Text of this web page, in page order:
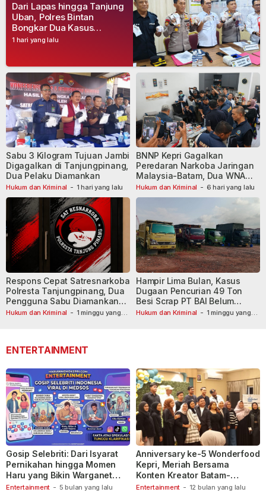
1 hari yang lalu
Dari Lapas hingga Tanjung
Uban, Polres Bintan
Bongkar Dua Kasus
Narkoba, Empat Tersangka
Hukum dan Kriminal - 1 hari yang lalu
Sabu 3 Kilogram Tujuan Jambi
Digagalkan di Tanjungpinang,
Dua Pelaku Diamankan
Hukum dan Kriminal - 6 hari yang lalu
BNNP Kepri Gagalkan
Peredaran Narkoba Jaringan
Malaysia-Batam, Dua WNA
Masih Diburu
Hukum dan Kriminal - 1 minggu yang
Respons Cepat Satresnarkoba
Polresta Tanjungpinang, Dua
Pengguna Sabu Diamankan
Usai Dilaporkan ke Call Center
Hukum dan Kriminal - 1 minggu yang
Hampir Lima Bulan, Kasus
Dugaan Pencurian 49 Ton
Besi Scrap PT BAI Belum
Tetapkan Tersangka
ENTERTAINMENT
Entertainment - 5 bulan yang lalu
Gosip Selebriti: Dari Isyarat
Pernikahan hingga Momen
Haru yang Bikin Warganet
Berspekulasi
Entertainment - 12 bulan yang lalu
Anniversary ke-5 Wonderfood
Kepri, Meriah Bersama
Konten Kreator Batam-
Tanjungpinang